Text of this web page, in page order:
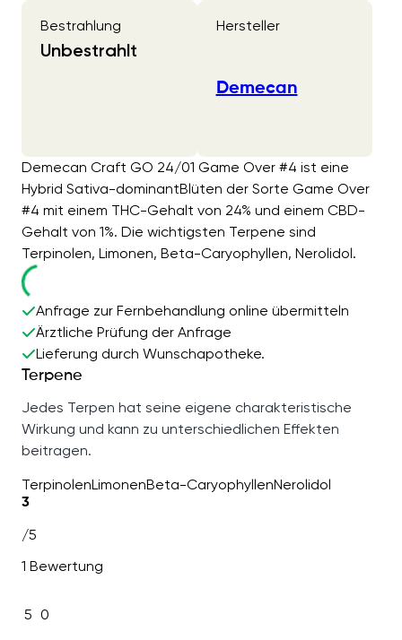
Bestrahlung
Unbestrahlt
Hersteller
Demecan
Demecan Craft GO 24/01 Game Over #4 ist eine
Hybrid Sativa-dominantBlüten der Sorte Game Over
#4 mit einem THC-Gehalt von 24% und einem CBD-
Gehalt von 1%. Die wichtigsten Terpene sind
Terpinolen, Limonen, Beta-Caryophyllen, Nerolidol.
Anfrage zur Fernbehandlung online übermitteln
Ärztliche Prüfung der Anfrage
Lieferung durch Wunschapotheke.
Terpene
Jedes Terpen hat seine eigene charakteristische
Wirkung und kann zu unterschiedlichen Effekten
beitragen.
TerpinolenLimonenBeta-CaryophyllenNerolidol
3
/5
1 Bewertung
5 0